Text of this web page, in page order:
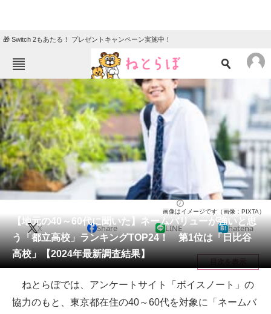
🎁 Switch 2もあたる！ プレゼントキャンペーン実施中！
ねとらぼメニュー
TOP ニュース
エンタメ クイズ
グルメ 地域
住まい 教育・育児
動物 リサーチ
会員記事
メディア
注目記事を集めた総合ページ
ITの今と未来を見通す
【地元の40～60代に聞いた】ネームバリューが強いと思
う「都立高校」ランキングTOP24！ 第1位は「日比谷
高校」【2024年最新調査結果】
画像はイメージです（画像：PIXTA）
X Share LINE hatena
目次を表示
ねとらぼでは、アンケートサイト「ボイスノート」の
協力のもと、東京都在住の40～60代を対象に「ネームバ